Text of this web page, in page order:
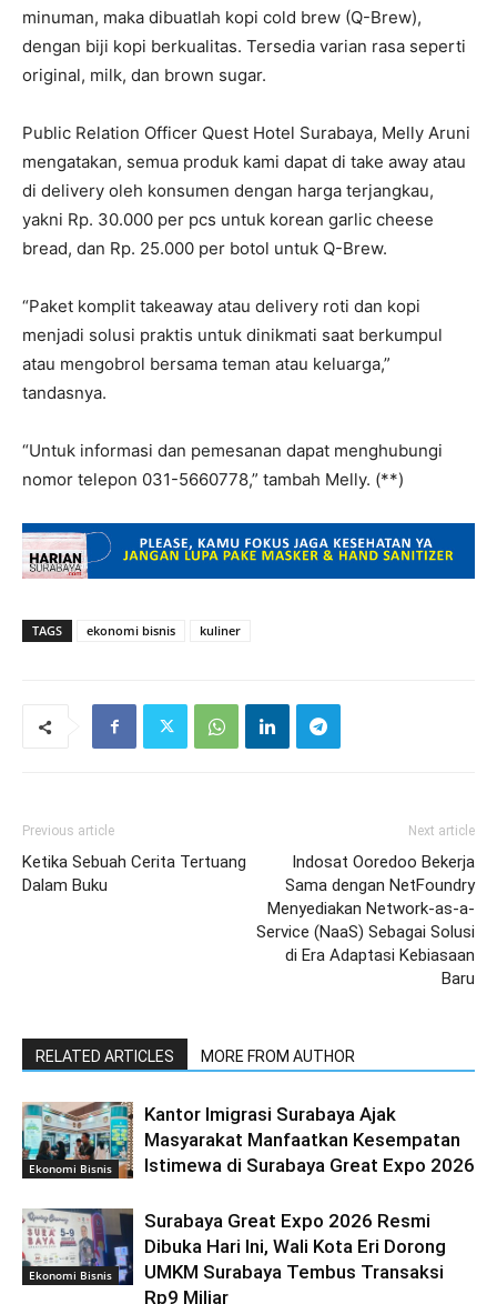
minuman, maka dibuatlah kopi cold brew (Q-Brew),
dengan biji kopi berkualitas. Tersedia varian rasa seperti
original, milk, dan brown sugar.
Public Relation Officer Quest Hotel Surabaya, Melly Aruni
mengatakan, semua produk kami dapat di take away atau
di delivery oleh konsumen dengan harga terjangkau,
yakni Rp. 30.000 per pcs untuk korean garlic cheese
bread, dan Rp. 25.000 per botol untuk Q-Brew.
“Paket komplit takeaway atau delivery roti dan kopi
menjadi solusi praktis untuk dinikmati saat berkumpul
atau mengobrol bersama teman atau keluarga,”
tandasnya.
“Untuk informasi dan pemesanan dapat menghubungi
nomor telepon 031-5660778,” tambah Melly. (**)
TAGS ekonomi bisnis kuliner
Previous article
Ketika Sebuah Cerita Tertuang
Dalam Buku
Next article
Indosat Ooredoo Bekerja
Sama dengan NetFoundry
Menyediakan Network-as-a-
Service (NaaS) Sebagai Solusi
di Era Adaptasi Kebiasaan
Baru
RELATED ARTICLES MORE FROM AUTHOR
Ekonomi Bisnis
Kantor Imigrasi Surabaya Ajak
Masyarakat Manfaatkan Kesempatan
Istimewa di Surabaya Great Expo 2026
Ekonomi Bisnis
Surabaya Great Expo 2026 Resmi
Dibuka Hari Ini, Wali Kota Eri Dorong
UMKM Surabaya Tembus Transaksi
Rp9 Miliar